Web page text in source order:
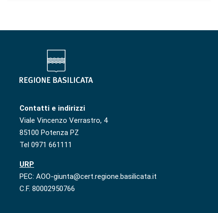
Contatti e indirizzi
Viale Vincenzo Verrastro, 4
85100 Potenza PZ
Tel 0971 661111
URP
PEC: AOO-giunta@cert.regione.basilicata.it
C.F. 80002950766